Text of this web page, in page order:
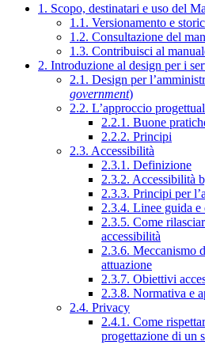
1. Scopo, destinatari e uso del
1.1. Versionamento e
1.2. Consultazione del
1.3. Contribuisci al
2. Introduzione al design per i
2.1. Design per
government)
2.2. L’approccio
2.2.1. Buone
2.2.2. Principi
2.3. Accessibilità
2.3.1. Definizione
2.3.2. Accessibilità
2.3.3. Principi per
2.3.4. Linee guida e
2.3.5. Come
accessibilità
2.3.6. Meccanismo
attuazione
2.3.7. Obiettivi
2.3.8. Normativa e
2.4. Privacy
2.4.1. Come
progettazione di un